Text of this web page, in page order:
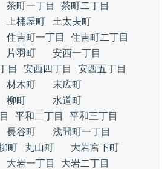
茶町一丁目
茶町二丁目
上桶屋町
土太夫町
住吉町一丁目
住吉町二丁目
片羽町
安西一丁目
目 安西四丁目
安西五丁目
材木町
末広町
柳町
水道町
平和二丁目
平和三丁目
長谷町
浅間町一丁目
町 丸山町
大岩宮下町
大岩一丁目
大岩二丁目